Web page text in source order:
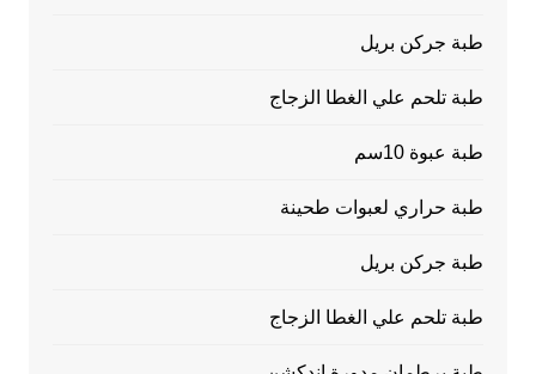
طبة جركن بريل
طبة تلحم علي الغطا الزجاج
طبة عبوة 10سم
طبة حراري لعبوات طحينة
طبة جركن بريل
طبة تلحم علي الغطا الزجاج